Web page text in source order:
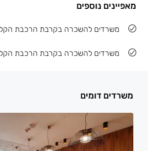
מאפיינים נוספים
משרדים להשכרה בקרבת הרכבת
משרדים להשכרה בקרבת הרכבת
משרדים דומים